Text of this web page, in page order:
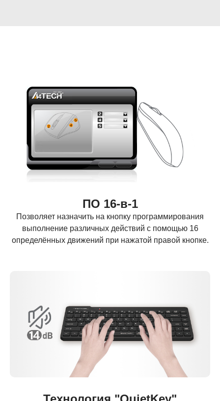
ПО 16-в-1
Позволяет назначить на кнопку программирования
выполнение различных действий с помощью 16
определённых движений при нажатой правой кнопке.